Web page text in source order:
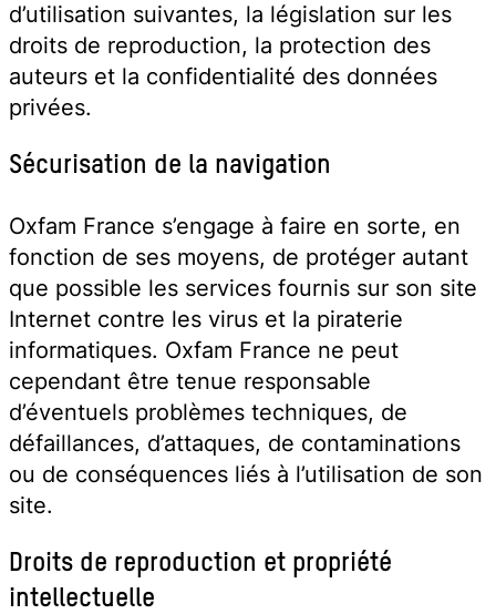
d’utilisation suivantes, la législation sur les
droits de reproduction, la protection des
auteurs et la confidentialité des données
privées.
Sécurisation de la navigation
Oxfam France s’engage à faire en sorte, en
fonction de ses moyens, de protéger autant
que possible les services fournis sur son site
Internet contre les virus et la piraterie
informatiques. Oxfam France ne peut
cependant être tenue responsable
d’éventuels problèmes techniques, de
défaillances, d’attaques, de contaminations
ou de conséquences liés à l’utilisation de son
site.
Droits de reproduction et propriété
intellectuelle